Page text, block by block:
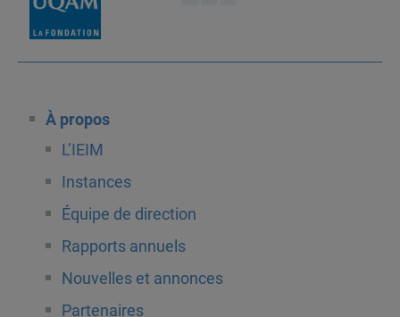
À propos
L’IEIM
Instances
Équipe de direction
Rapports annuels
Nouvelles et annonces
Partenaires